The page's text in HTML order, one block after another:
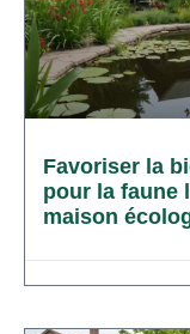
Favoriser la
pour la faune
maison